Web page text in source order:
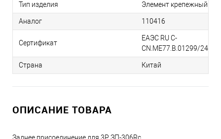
Тип изделия Элемент крепежный
Аналог 110416
Сертификат
ЕАЭС RU С-
CN.МЕ77.В.01299/24
Страна Китай
ОПИСАНИЕ ТОВАРА